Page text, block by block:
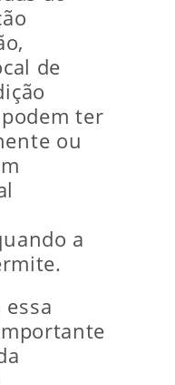
de
ter
ou
a
essa